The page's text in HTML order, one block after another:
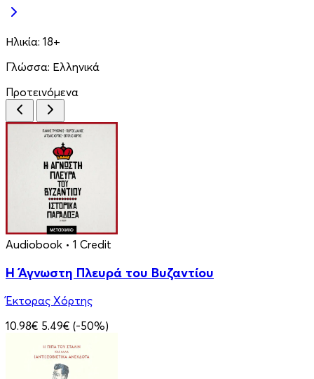
Ηλικία: 18+
Γλώσσα: Ελληνικά
Προτεινόμενα
Audiobook • 1 Credit
Η Άγνωστη Πλευρά του Βυζαντίου
Έκτορας Χόρτης
10.98€ 5.49€ (-50%)